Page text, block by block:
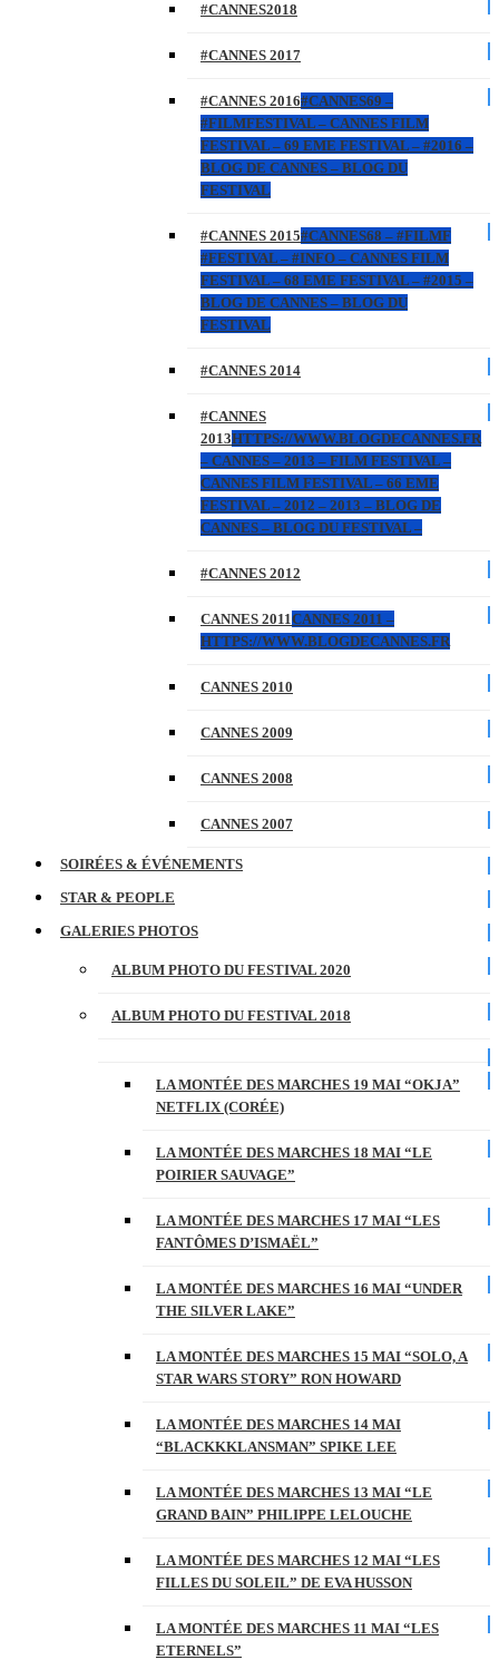
#CANNES2018
#CANNES 2017
#CANNES 2016#CANNES69 –
#FILMFESTIVAL – CANNES FILM
FESTIVAL – 69 EME FESTIVAL – #2016 –
BLOG DE CANNES – BLOG DU
FESTIVAL
#CANNES 2015#CANNES68 – #FILMF
#FESTIVAL – #INFO – CANNES FILM
FESTIVAL – 68 EME FESTIVAL – #2015 –
BLOG DE CANNES – BLOG DU
FESTIVAL
#CANNES 2014
#CANNES
2013HTTPS://WWW.BLOGDECANNES.FR
– CANNES – 2013 – FILM FESTIVAL –
CANNES FILM FESTIVAL – 66 EME
FESTIVAL – 2012 – 2013 – BLOG DE
CANNES – BLOG DU FESTIVAL –
#CANNES 2012
CANNES 2011CANNES 2011 –
HTTPS://WWW.BLOGDECANNES.FR
CANNES 2010
CANNES 2009
CANNES 2008
CANNES 2007
SOIRÉES & ÉVÉNEMENTS
STAR & PEOPLE
GALERIES PHOTOS
ALBUM PHOTO DU FESTIVAL 2020
ALBUM PHOTO DU FESTIVAL 2018
LA MONTÉE DES MARCHES 19 MAI “OKJA”
NETFLIX (CORÉE)
LA MONTÉE DES MARCHES 18 MAI “LE
POIRIER SAUVAGE”
LA MONTÉE DES MARCHES 17 MAI “LES
FANTÔMES D’ISMAËL”
LA MONTÉE DES MARCHES 16 MAI “UNDER
THE SILVER LAKE”
LA MONTÉE DES MARCHES 15 MAI “SOLO, A
STAR WARS STORY” RON HOWARD
LA MONTÉE DES MARCHES 14 MAI
“BLACKKKLANSMAN” SPIKE LEE
LA MONTÉE DES MARCHES 13 MAI “LE
GRAND BAIN” PHILIPPE LELOUCHE
LA MONTÉE DES MARCHES 12 MAI “LES
FILLES DU SOLEIL” DE EVA HUSSON
LA MONTÉE DES MARCHES 11 MAI “LES
ETERNELS”